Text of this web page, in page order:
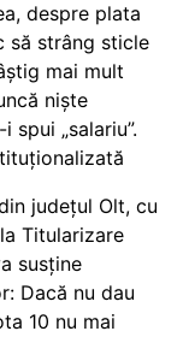
despre plata
să strâng sticle
mai mult
niște
spui „salariu”.
județul Olt, cu
Titularizare
susține
Dacă nu dau
10 nu mai